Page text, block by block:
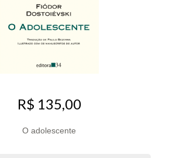
R$ 135,00
O adolescente